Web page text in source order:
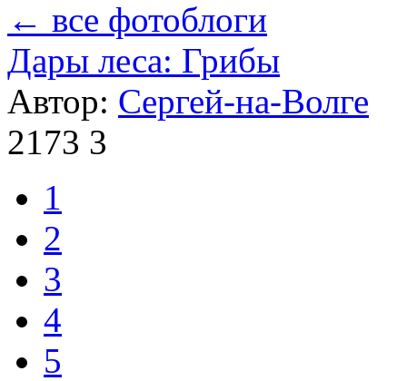
← все фотоблоги
Дары леса: Грибы
Автор: Сергей-на-Волге
2173 3
1
2
3
4
5